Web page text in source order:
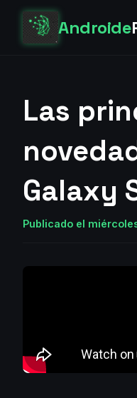
Androide
Las
Galaxy
Publicado el